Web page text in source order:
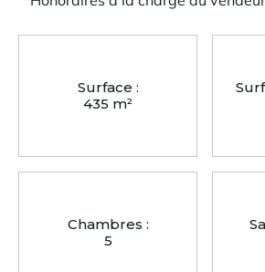
Surface :
435 m²
Chambres :
5